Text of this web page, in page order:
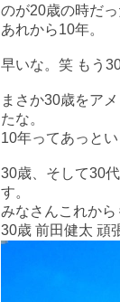
のが20歳の時だ
あれから10年。
早いな。笑 もう
まさか30歳をア
たな。
10年ってあっと
30歳、そして30
す。
みなさんこれから
30歳 前田健太 頑